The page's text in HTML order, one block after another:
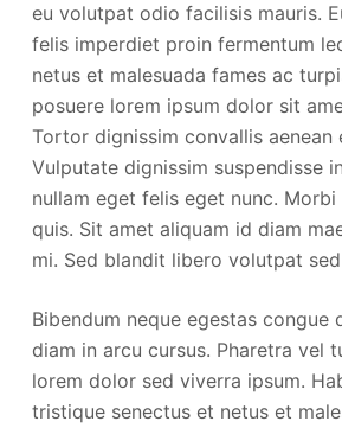
eu volutpat odio facilisis mauris.
felis imperdiet proin fermentum
netus et malesuada fames ac
posuere lorem ipsum dolor sit
Tortor dignissim convallis
Vulputate dignissim suspendisse
nullam eget felis eget nunc. Morbi
quis. Sit amet aliquam id diam
mi. Sed blandit libero volutpat
Bibendum neque egestas congue
diam in arcu cursus. Pharetra vel
lorem dolor sed viverra ipsum.
tristique senectus et netus et